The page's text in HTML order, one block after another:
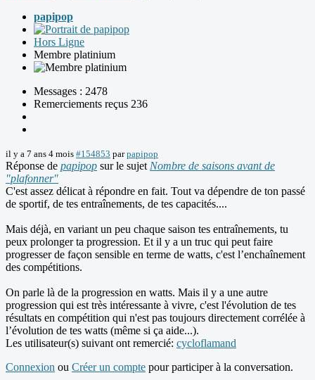
papipop
Hors Ligne
Membre platinium
Messages : 2478
Remerciements reçus 236
il y a 7 ans 4 mois #154853 parpapipop
Réponse de papipop sur le sujet Nombre de saisons avant de
"plafonner"
C'est assez délicat à répondre en fait. Tout va dépendre de ton passé
de sportif, de tes entraînements, de tes capacités....
Mais déjà, en variant un peu chaque saison tes entraînements, tu
peux prolonger ta progression. Et il y a un truc qui peut faire
progresser de façon sensible en terme de watts, c'est l’enchaînement
des compétitions.
On parle là de la progression en watts. Mais il y a une autre
progression qui est très intéressante à vivre, c'est l'évolution de tes
résultats en compétition qui n'est pas toujours directement corrélée à
l’évolution de tes watts (même si ça aide...).
Les utilisateur(s) suivant ont remercié: cycloflamand
Connexion ou Créer un compte pour participer à la conversation.